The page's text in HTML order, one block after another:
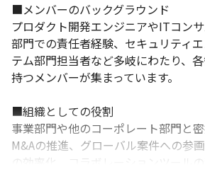
■メンバーのバックグラウンド
プロダクト開発エンジニアやITコン
部門での責任者経験、セキュリティ
テム部門担当者など多岐にわたり、
持つメンバーが集まっています。
■組織としての役割
事業部門や他のコーポレート部門と密
M&Aの推進、グローバル案件への参
の効率化、コラボレーションツール